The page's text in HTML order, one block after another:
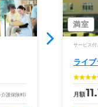
介護保険料)
満室
サービス付
ライ
月額